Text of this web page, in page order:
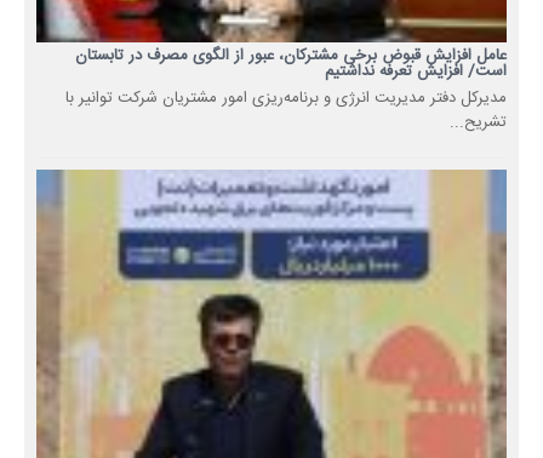
عامل افزایش قبوض برخی مشترکان، عبور از الگوی مصرف در تابستان
است/ افزایش تعرفه نداشتیم
مدیرکل دفتر مدیریت انرژی و برنامه‌ریزی امور مشتریان شرکت توانیر با
تشریح...